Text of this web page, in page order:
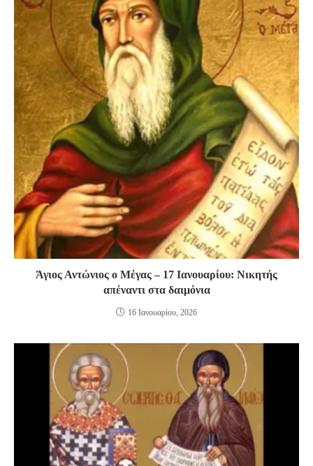
Άγιος Αντώνιος ο Μέγας – 17 Ιανουαρίου: Νικητής
απέναντι στα δαιμόνια
16 Ιανουαρίου, 2026